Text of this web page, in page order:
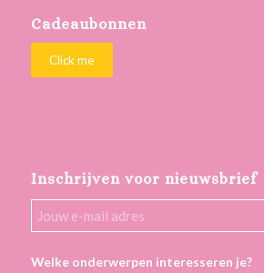
Cadeaubonnen
Click me
Inschrijven voor nieuwsbrief
Welke onderwerpen interesseren je?